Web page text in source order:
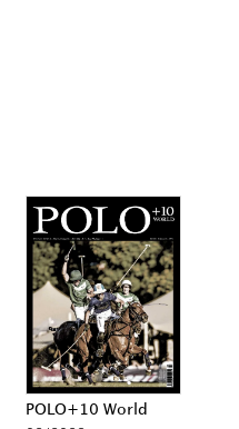
POLO+10 World